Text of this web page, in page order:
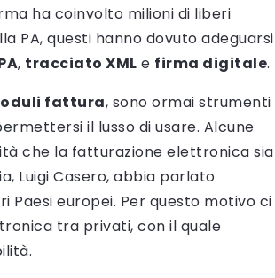
ha coinvolto milioni di liberi
PA, questi hanno dovuto adeguarsi
, tracciato XML e firma digitale.
fattura, sono ormai strumenti
il lusso di usare. Alcune
che la fatturazione elettronica sia
Luigi Casero, abbia parlato
Paesi europei. Per questo motivo ci
tra privati, con il quale